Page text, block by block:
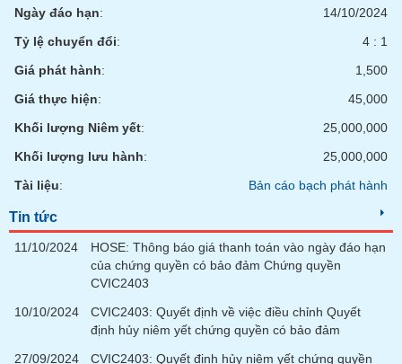
Ngày đáo hạn:
14/10/2024
Tỷ lệ chuyển đổi:
4 : 1
Giá phát hành:
1,500
Giá thực hiện:
45,000
Khối lượng Niêm yết:
25,000,000
Khối lượng lưu hành:
25,000,000
Tài liệu: Bản cáo bạch phát hành
Tin tức
11/10/2024
HOSE: Thông báo giá thanh toán vào ngày đáo hạn
của chứng quyền có bảo đảm Chứng quyền
CVIC2403
10/10/2024
CVIC2403: Quyết định về việc điều chỉnh Quyết
định hủy niêm yết chứng quyền có bảo đảm
27/09/2024
CVIC2403: Quyết định hủy niêm yết chứng quyền
ngữ
vụ
Đào
tạo